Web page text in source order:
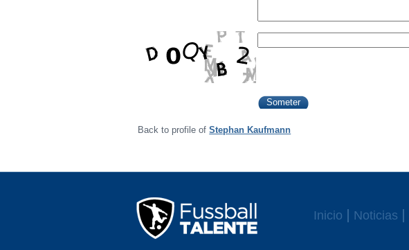
Back to profile of Stephan Kaufmann
Inicio Noticias